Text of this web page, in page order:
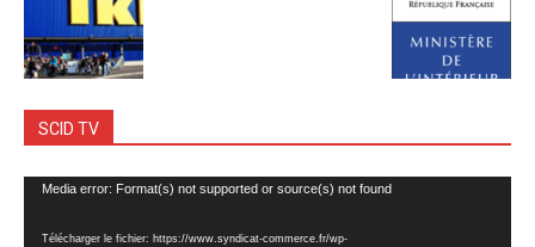
SCID TV
Lecteur
Media error: Format(s) not supported or source(s) not found
Télécharger le fichier: https://www.syndicat-commerce.fr/wp-